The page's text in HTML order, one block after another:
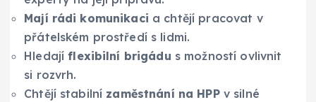
Mají rádi komunikaci a chtějí pracovat v
přátelském prostředí s lidmi.
Hledajíflexibilní brigádu s možností ovlivnit
si rozvrh.
Chtějí stabilní zaměstnání na HPPv silné